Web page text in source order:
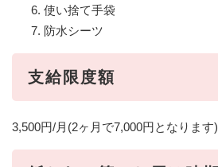
使い捨て手袋
防水シーツ
支給限度額
3,500円/月(2ヶ月で7,000円となります)